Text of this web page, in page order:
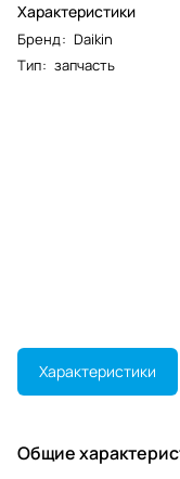
Характеристики
Бренд: Daikin
Тип: запчасть
Характеристики
Общие